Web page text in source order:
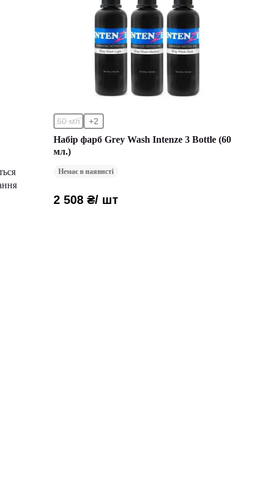
60 мл +2
Набір фарб Grey Wash Intenze 3 Bottle (60
мл.)
Немає в наявнсті
2 508 ₴/ шт